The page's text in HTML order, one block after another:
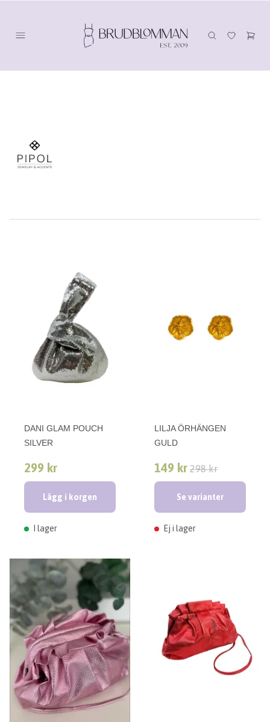
DANI GLAM POUCH
SILVER
299 kr
Lägg i korgen
I lager
LILJA ÖRHÄNGEN
GULD
149 kr 298 kr
Se varianter
Ej i lager